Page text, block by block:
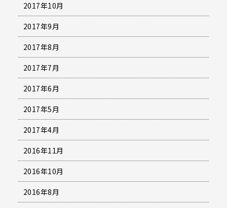
2017年10月
2017年9月
2017年8月
2017年7月
2017年6月
2017年5月
2017年4月
2016年11月
2016年10月
2016年8月